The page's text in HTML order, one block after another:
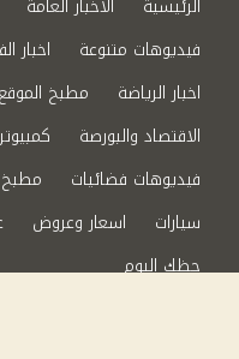
فيديوهات متنوعة
اخبار
اخبار الرياضة
مطبخ
الاقتصاد والبورصة
فيديوهات فضائيات
سيارات
اسعار وعروض
حظك اليوم